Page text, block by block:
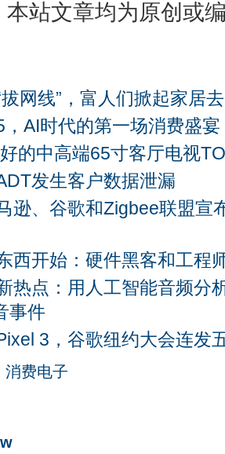
本站文章均为原创或
网线”，富人们掀起家居
，AI时代的第一场消费盛宴
的中高端65寸客厅电视
发生客户数据泄漏
逊、谷歌和Zigbee联盟宣
西开始：硬件黑客和工程
热点：用人工智能音频分
事件
3，谷歌纽约大会连发
消费电子